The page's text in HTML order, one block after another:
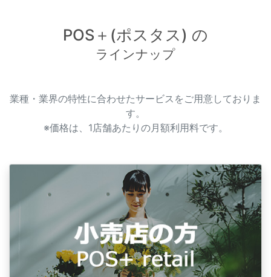
POS＋(ポスタス) の
ラインナップ
業種・業界の特性に合わせたサービスをご用意しておりま
す。
※価格は、1店舗あたりの月額利用料です。